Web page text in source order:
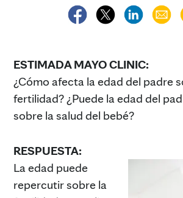
ESTIMADA MAYO CLINIC:
¿Cómo afecta la edad del padre
fertilidad? ¿Puede la edad del
sobre la salud del bebé?
RESPUESTA:
La edad puede
repercutir sobre la